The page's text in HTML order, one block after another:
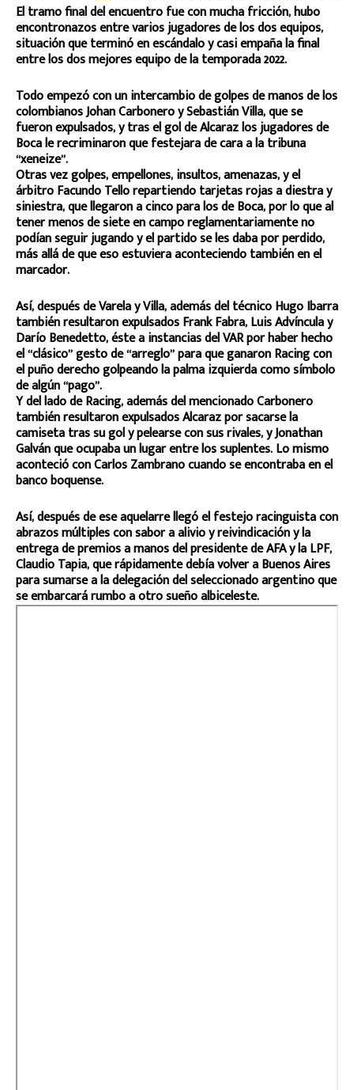
El tramo final del encuentro fue con mucha fricción, hubo
encontronazos entre varios jugadores de los dos equipos,
situación que terminó en escándalo y casi empaña la final
entre los dos mejores equipo de la temporada 2022.
Todo empezó con un intercambio de golpes de manos de los
colombianos Johan Carbonero y Sebastián Villa, que se
fueron expulsados, y tras el gol de Alcaraz los jugadores de
Boca le recriminaron que festejara de cara a la tribuna
“xeneize”.
Otras vez golpes, empellones, insultos, amenazas, y el
árbitro Facundo Tello repartiendo tarjetas rojas a diestra y
siniestra, que llegaron a cinco para los de Boca, por lo que al
tener menos de siete en campo reglamentariamente no
podían seguir jugando y el partido se les daba por perdido,
más allá de que eso estuviera aconteciendo también en el
marcador.
Así, después de Varela y Villa, además del técnico Hugo Ibarra
también resultaron expulsados Frank Fabra, Luis Advíncula y
Darío Benedetto, éste a instancias del VAR por haber hecho
el “clásico” gesto de “arreglo” para que ganaron Racing con
el puño derecho golpeando la palma izquierda como símbolo
de algún “pago”.
Y del lado de Racing, además del mencionado Carbonero
también resultaron expulsados Alcaraz por sacarse la
camiseta tras su gol y pelearse con sus rivales, y Jonathan
Galván que ocupaba un lugar entre los suplentes. Lo mismo
aconteció con Carlos Zambrano cuando se encontraba en el
banco boquense.
Así, después de ese aquelarre llegó el festejo racinguista con
abrazos múltiples con sabor a alivio y reivindicación y la
entrega de premios a manos del presidente de AFA y la LPF,
Claudio Tapia, que rápidamente debía volver a Buenos Aires
para sumarse a la delegación del seleccionado argentino que
se embarcará rumbo a otro sueño albiceleste.